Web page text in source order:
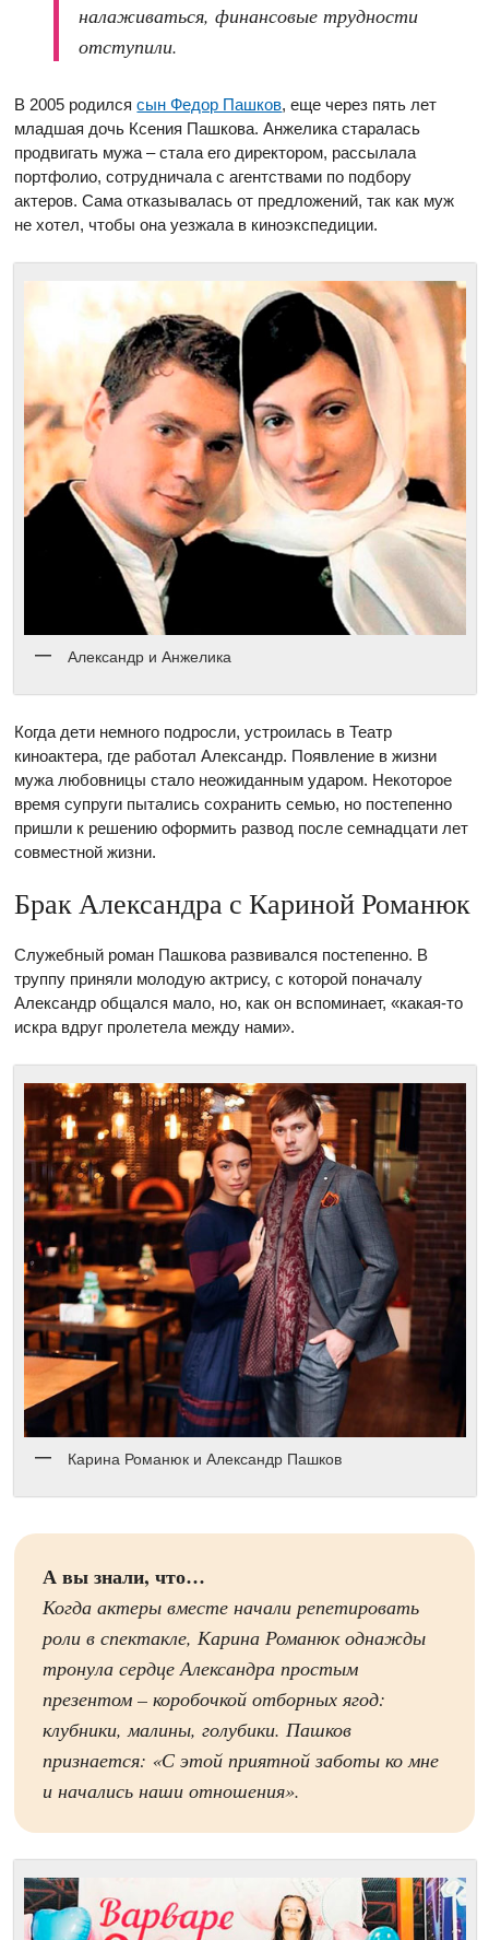
налаживаться, финансовые трудности
отступили.
В 2005 родилсясын Федор Пашков, еще через пять лет
младшая дочь Ксения Пашкова. Анжелика старалась
продвигать мужа – стала его директором, рассылала
портфолио, сотрудничала с агентствами по подбору
актеров. Сама отказывалась от предложений, так как муж
не хотел, чтобы она уезжала в киноэкспедиции.
Александр и Анжелика
Когда дети немного подросли, устроилась в Театр
киноактера, где работал Александр. Появление в жизни
мужа любовницы стало неожиданным ударом. Некоторое
время супруги пытались сохранить семью, но постепенно
пришли к решению оформить развод после семнадцати лет
совместной жизни.
Брак Александра с Кариной Романюк
Служебный роман Пашкова развивался постепенно. В
труппу приняли молодую актрису, с которой поначалу
Александр общался мало, но, как он вспоминает, «какая-то
искра вдруг пролетела между нами».
Карина Романюк и Александр Пашков
А вы знали, что…
Когда актеры вместе начали репетировать
роли в спектакле, Карина Романюк однажды
тронула сердце Александра простым
презентом – коробочкой отборных ягод:
клубники, малины, голубики. Пашков
признается: «С этой приятной заботы ко мне
и начались наши отношения».